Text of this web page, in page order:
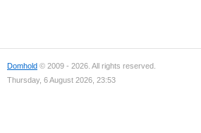
Domhold © 2009 - 2026. All rights reserved.
Thursday, 6 August 2026, 23:53